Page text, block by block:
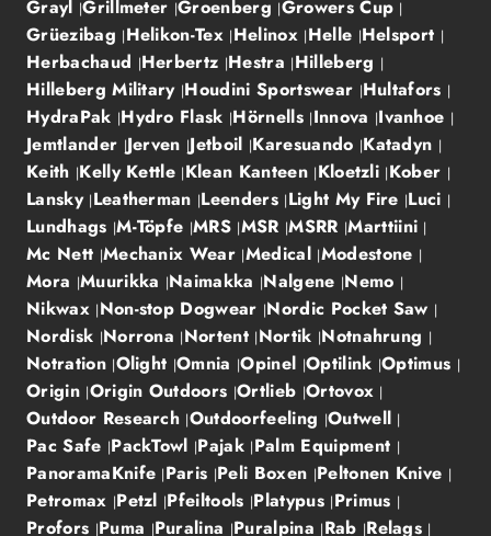
Grayl Grillmeter Groenberg Growers Cup
Grüezibag Helikon-Tex Helinox Helle Helsport
Herbachaud Herbertz Hestra Hilleberg
Hilleberg Military Houdini Sportswear Hultafors
HydraPak Hydro Flask Hörnells Innova Ivanhoe
Jemtlander Jerven Jetboil Karesuando Katadyn
Keith Kelly Kettle Klean Kanteen Kloetzli Kober
Lansky Leatherman Leenders Light My Fire Luci
Lundhags M-Töpfe MRS MSR MSRR Marttiini
Mc Nett Mechanix Wear Medical Modestone
Mora Muurikka Naimakka Nalgene Nemo
Nikwax Non-stop Dogwear Nordic Pocket Saw
Nordisk Norrona Nortent Nortik Notnahrung
Notration Olight Omnia Opinel Optilink Optimus
Origin Origin Outdoors Ortlieb Ortovox
Outdoor Research Outdoorfeeling Outwell
Pac Safe PackTowl Pajak Palm Equipment
PanoramaKnife Paris Peli Boxen Peltonen Knive
Petromax Petzl Pfeiltools Platypus Primus
Profors Puma Puralina Puralpina Rab Relags